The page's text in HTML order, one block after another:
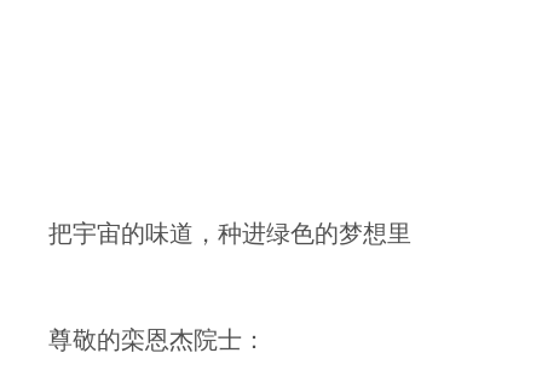
把宇宙的味道，种进绿色的梦想里
尊敬的栾恩杰院士：